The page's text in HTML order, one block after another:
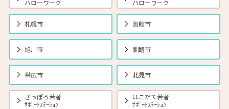
ハローワーク
ハローワーク
札幌市 函館市
旭川市 釧路市
帯広市 北見市
さっぽろ若者
ｻﾎﾟｰﾄｽﾃｰｼｮﾝ
はこだて若者
ｻﾎﾟｰﾄｽﾃｰｼｮﾝ